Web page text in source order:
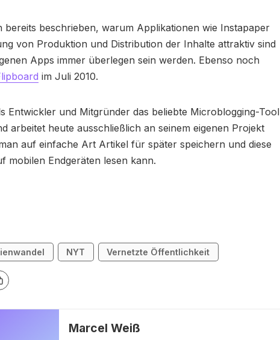
bereits beschrieben, warum Applikationen wie Instapaper
von Produktion und Distribution der Inhalte attraktiv sind
Apps immer überlegen sein werden. Ebenso noch
im Juli 2010.
Entwickler und Mitgründer das beliebte Microblogging-Tool
arbeitet heute ausschließlich an seinem eigenen Projekt
auf einfache Art Artikel für später speichern und diese
mobilen Endgeräten lesen kann.
NYT Vernetzte Öffentlichkeit
Marcel Weiß